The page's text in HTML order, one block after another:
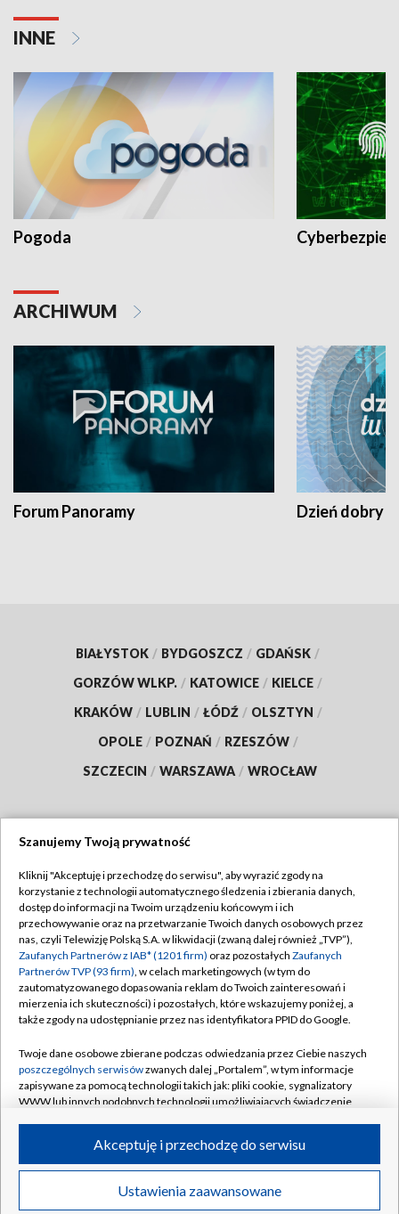
INNE
Pogoda
ARCHIWUM
Forum Panoramy Dzień dobry
BIAŁYSTOK / BYDGOSZCZ / GDAŃSK /
GORZÓW WLKP. / KATOWICE / KIELCE /
KRAKÓW / LUBLIN / ŁÓDŹ / OLSZTYN /
OPOLE / POZNAŃ / RZESZÓW /
SZCZECIN / WARSZAWA / WROCŁAW
TVP
Abonament TVP
Emisja w TVP
Centrum informacji TVP
Naziemna Telewizja Cyfrowa
Rada Programowa
System NOS
Informacje o nadawcy
Program dla prasy
Ogłoszenie przetargowe
Regulamin TVP
Polityka prywatności
Moje zgody
Pomoc
Kontakt
Kanały
©2026 Telewizja Polska S.A. w likwidacji
Szanujemy Twoją prywatność
Kliknij "Akceptuję i przechodzę do serwisu", aby wyrazić zgody na
korzystanie z technologii automatycznego śledzenia i zbierania danych,
dostęp do informacji na Twoim urządzeniu końcowym i ich
przechowywanie oraz na przetwarzanie Twoich danych osobowych przez
nas, czyli Telewizję Polską S.A. w likwidacji (zwaną dalej również „TVP”),
Zaufanych Partnerów z IAB* (1201 firm) oraz pozostałych Zaufanych
Partnerów TVP (93 firm), w celach marketingowych (w tym do
zautomatyzowanego dopasowania reklam do Twoich zainteresowań i
mierzenia ich skuteczności) i pozostałych, które wskazujemy poniżej, a
także zgody na udostępnianie przez nas identyfikatora PPID do Google.
Twoje dane osobowe zbierane podczas odwiedzania przez Ciebie naszych
poszczególnych serwisówzwanych dalej „Portalem”, w tym informacje
zapisywane za pomocą technologii takich jak: pliki cookie, sygnalizatory
WWW lub innych podobnych technologii umożliwiających świadczenie
ruchu w Internecie.
Twoje dane osobowe zbierane podczas odwiedzania przez Ciebie
poszczególnych serwisówna Portalu, takie jak adresy IP, identyfikatory
Ustawienia zaawansowane
Akceptuję i przechodzę do serwisu